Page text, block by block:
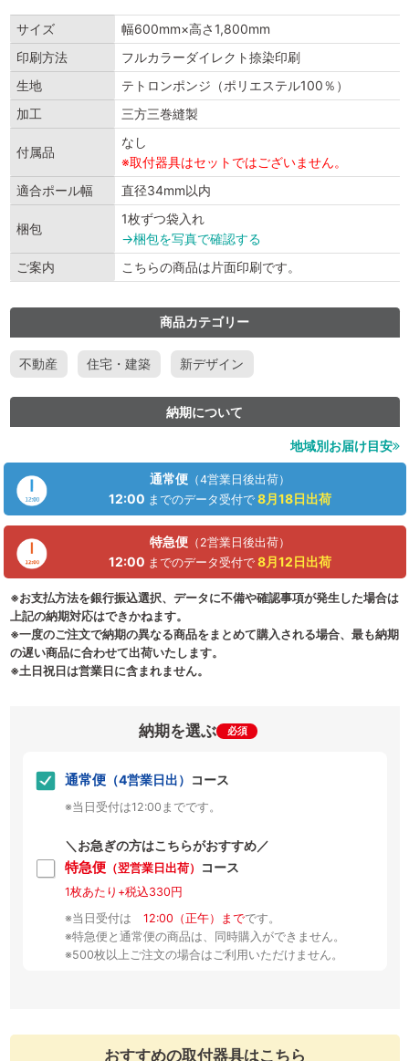
サイズ
幅600mm×高さ1,800mm
印刷方法
フルカラーダイレクト捺染印刷
生地
テトロンポンジ（ポリエステル100％）
加工
三方三巻縫製
付属品
なし
※取付器具はセットではございません。
適合ポール幅
直径34mm以内
梱包
1枚ずつ袋入れ
→梱包を写真で確認する
ご案内
こちらの商品は片面印刷です。
商品カテゴリー
不動産 住宅・建築 新デザイン
納期について
地域別お届け目安
通常便 （4営業日後出荷）
12:00 までのデータ受付で 8月18日出荷
特急便 （2営業日後出荷）
12:00 までのデータ受付で 8月12日 出荷
※お支払方法を銀行振込選択、データに不備や確認事項が発生した場合は
上記の納期対応はできかねます。
※一度のご注文で納期の異なる商品をまとめて購入される場合、最も納期
の遅い商品に合わせて出荷いたします。
※土日祝日は営業日に含まれません。
納期を選ぶ 必須
通常便（4営業日出） コース
※当日受付は12:00までです。
＼お急ぎの方はこちらがおすすめ／
特急便 （翌営業日出荷） コース
1枚あたり+税込330円
※当日受付は 12:00（正午）までです。
※特急便と通常便の商品は、同時購入ができません。
※500枚以上ご注文の場合はご利用いただけません。
おすすめの取付器具はこちら